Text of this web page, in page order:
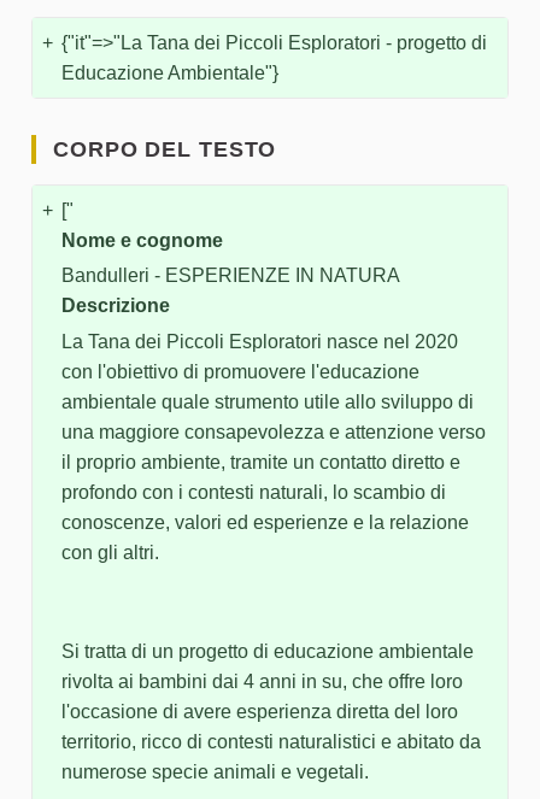
+ {"it"=>"La Tana dei Piccoli Esploratori - progetto di
Educazione Ambientale"}
CORPO DEL TESTO
+ ["
Nome e cognome
Bandulleri - ESPERIENZE IN NATURA
Descrizione
La Tana dei Piccoli Esploratori nasce nel 2020
con l'obiettivo di promuovere l'educazione
ambientale quale strumento utile allo sviluppo di
una maggiore consapevolezza e attenzione verso
il proprio ambiente, tramite un contatto diretto e
profondo con i contesti naturali, lo scambio di
conoscenze, valori ed esperienze e la relazione
con gli altri.
Si tratta di un progetto di educazione ambientale
rivolta ai bambini dai 4 anni in su, che offre loro
l'occasione di avere esperienza diretta del loro
territorio, ricco di contesti naturalistici e abitato da
numerose specie animali e vegetali.